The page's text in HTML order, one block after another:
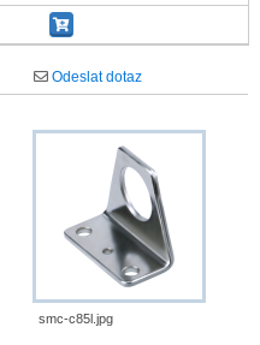
Odeslat dotaz
smc-c85l.jpg